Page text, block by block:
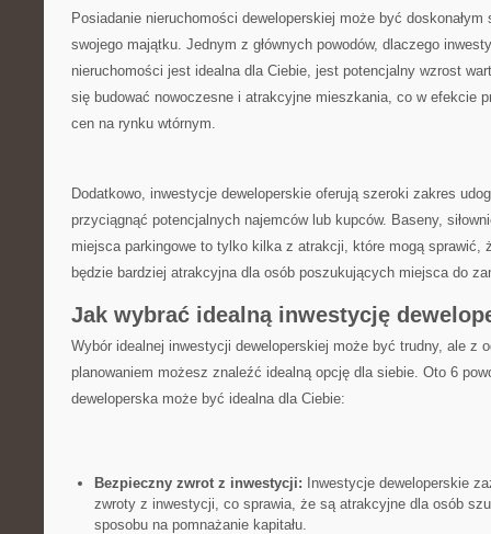
Posiadanie nieruchomości⁤ deweloperskiej może być
swojego majątku. Jednym‌ z głównych powodów,​ dlaczego
nieruchomości jest idealna dla Ciebie, jest potencjalny ⁢wzrost
się budować nowoczesne i atrakcyjne mieszkania, co ⁤w efekcie
cen na rynku wtórnym.
Dodatkowo, inwestycje deweloperskie oferują szeroki zakres
przyciągnąć potencjalnych najemców lub‍ kupców. Baseny,
miejsca parkingowe to tylko kilka ‌z atrakcji, które mogą sprawić,
będzie bardziej ⁤atrakcyjna dla osób poszukujących miejsca do
Jak wybrać idealną inwestycję
Wybór idealnej‍ inwestycji deweloperskiej może być trudny, ale z
planowaniem możesz znaleźć ​idealną opcję dla siebie. Oto 6
deweloperska może być idealna dla Ciebie:
Bezpieczny zwrot z inwestycji: Inwestycje deweloperskie
zwroty z inwestycji, co sprawia,‍ że są atrakcyjne dla osób
sposobu na pomnażanie kapitału.